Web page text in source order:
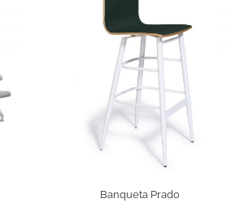
Banqueta Prado